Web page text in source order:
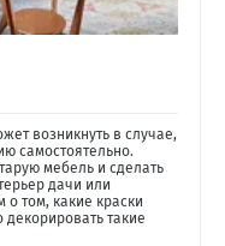
возникнуть в случае,
самостоятельно.
мебель и сделать
дачи или
том, какие краски
такие